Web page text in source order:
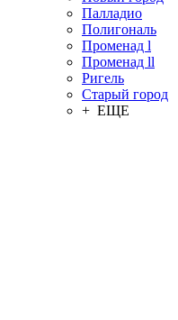
Палладио
Полигональ
Променад l
Променад ll
Ригель
Старый город
+ ЕЩЕ